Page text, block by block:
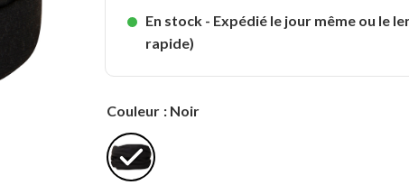
En stock - Expédié le jour même ou le
rapide)
Couleur : Noir